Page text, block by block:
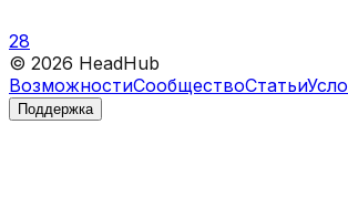
28
© 2026 HeadHub
ВозможностиСообществоСтатьи
Поддержка